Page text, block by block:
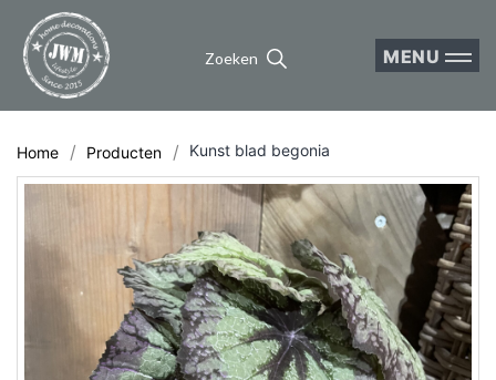
Zoeken MENU
Home Producten Kunst blad begonia